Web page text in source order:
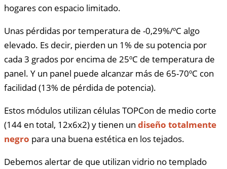
hogares con espacio limitado.
Unas pérdidas por temperatura de -0,29%/ºC algo
elevado. Es decir, pierden un 1% de su potencia por
cada 3 grados por encima de 25ºC de temperatura de
panel. Y un panel puede alcanzar más de 65-70ºC con
facilidad (13% de pérdida de potencia).
Estos módulos utilizan células TOPCon de medio corte
(144 en total, 12x6x2) y tienen un diseño totalmente
negro para una buena estética en los tejados.
Debemos alertar de que utilizan vidrio no templado